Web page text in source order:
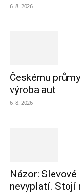
6. 8. 2026
Českému
výroba aut
6. 8. 2026
Názor: Slevové
nevyplatí. Stojí